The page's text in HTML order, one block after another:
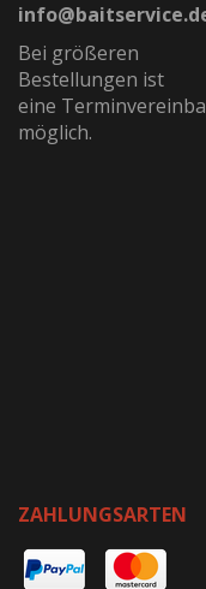
Bei größeren
Bestellungen ist
eine
möglich.
ZAHLUNGSARTEN